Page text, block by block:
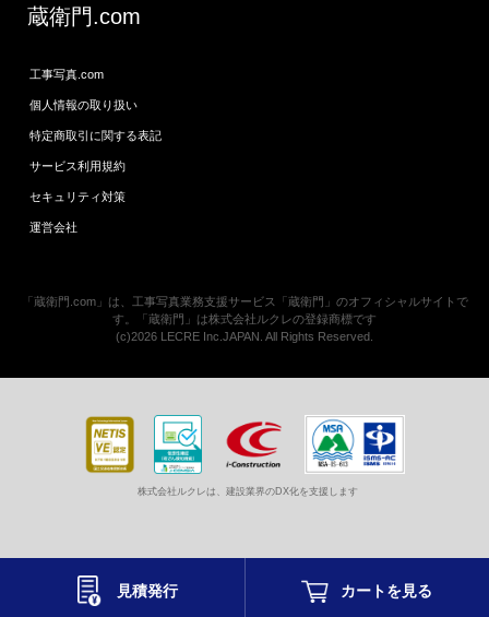
見積発行 カートを見る
蔵衛門.com
工事写真.com
個人情報の取り扱い
特定商取引に関する表記
サービス利用規約
セキュリティ対策
運営会社
「蔵衛門.com」は、工事写真業務支援サービス「蔵衛門」のオフィシャルサイトで
す。「蔵衛門」は株式会社ルクレの登録商標です
(c)2026 LECRE Inc.JAPAN. All Rights Reserved.
株式会社ルクレは、建設業界のDX化を支援します